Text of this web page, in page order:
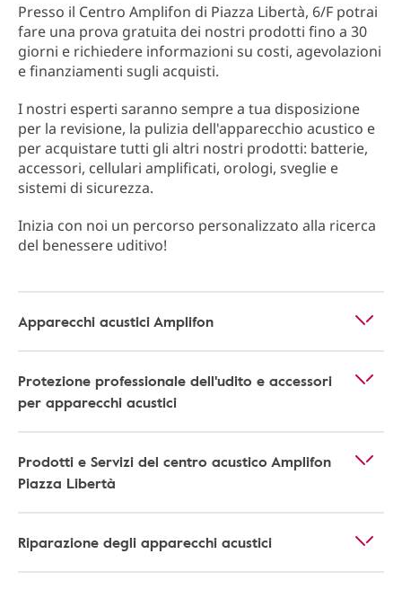
Presso il Centro Amplifon di Piazza Libertà, 6/F potrai
fare una prova gratuita dei nostri prodotti fino a 30
giorni e richiedere informazioni su costi, agevolazioni
e finanziamenti sugli acquisti.
I nostri esperti saranno sempre a tua disposizione
per la revisione, la pulizia dell'apparecchio acustico e
per acquistare tutti gli altri nostri prodotti: batterie,
accessori, cellulari amplificati, orologi, sveglie e
sistemi di sicurezza.
Inizia con noi un percorso personalizzato alla ricerca
del benessere uditivo!
Apparecchi acustici Amplifon
Protezione professionale dell'udito e accessori
per apparecchi acustici
Prodotti e Servizi del centro acustico Amplifon
Piazza Libertà
Riparazione degli apparecchi acustici